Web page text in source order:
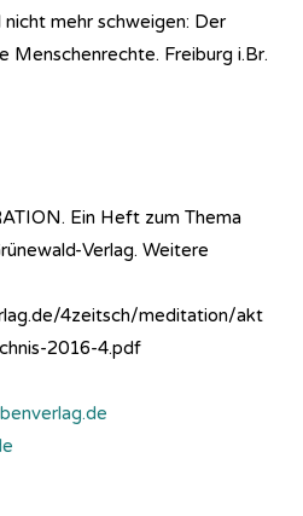
mehr schweigen: Der
Menschenrechte. Freiburg i.Br.
Ein Heft zum Thema
Verlag. Weitere
4zeitsch/meditation/akt
2016-4.pdf